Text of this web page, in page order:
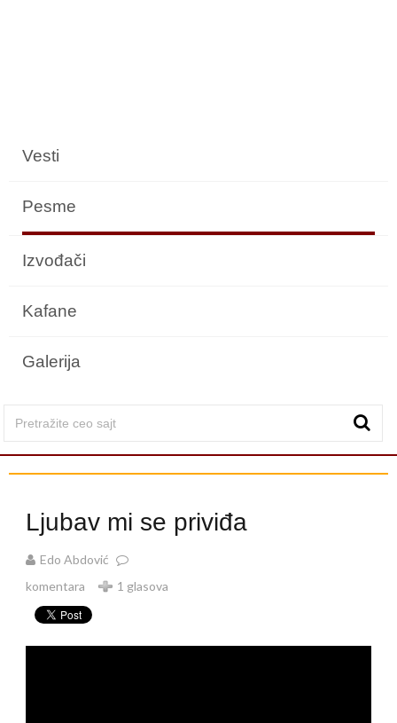
Vesti
Pesme
Izvođači
Kafane
Galerija
Ljubav mi se priviđa
Edo Abdović
komentara
1 glasova